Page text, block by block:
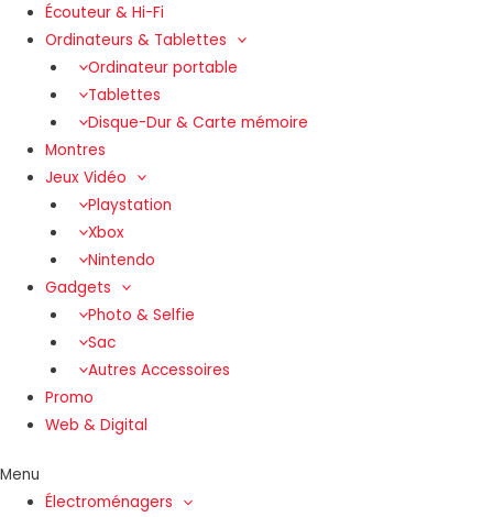
Écouteur & Hi-Fi
Ordinateurs & Tablettes
Ordinateur portable
Tablettes
Disque-Dur & Carte mémoire
Montres
Jeux Vidéo
Playstation
Xbox
Nintendo
Gadgets
Photo & Selfie
Sac
Autres Accessoires
Promo
Web & Digital
Menu
Électroménagers